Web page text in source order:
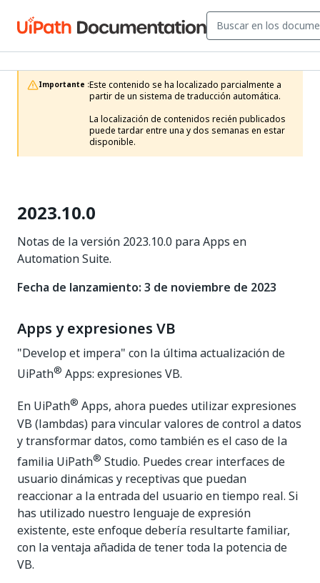
Importante :Este contenido se ha localizado parcialmente a
partir de un sistema de traducción automática.
La localización de contenidos recién publicados
puede tardar entre una y dos semanas en estar
disponible.
2023.10.0
Notas de la versión 2023.10.0 para Apps en
Automation Suite.
Fecha de lanzamiento: 3 de noviembre de 2023
Apps y expresiones VB
"Develop et impera" con la última actualización de
UiPath® Apps: expresiones VB.
En UiPath® Apps, ahora puedes utilizar expresiones
VB (lambdas) para vincular valores de control a datos
y transformar datos, como también es el caso de la
familia UiPath® Studio. Puedes crear interfaces de
usuario dinámicas y receptivas que puedan
reaccionar a la entrada del usuario en tiempo real. Si
has utilizado nuestro lenguaje de expresión
existente, este enfoque debería resultarte familiar,
con la ventaja añadida de tener toda la potencia de
VB.